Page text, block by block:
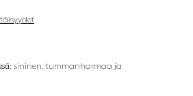
sininen, tummanharmaa ja